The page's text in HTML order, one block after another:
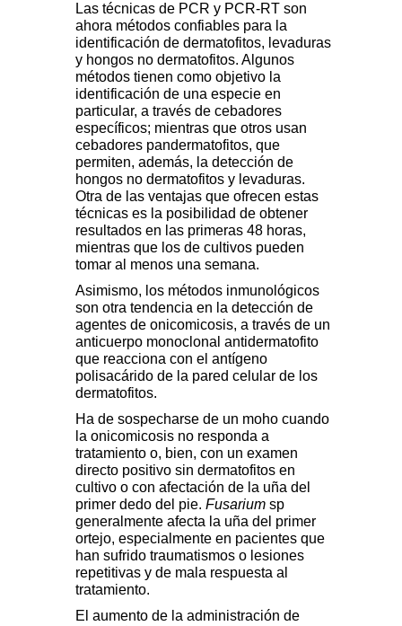
Las técnicas de PCR y PCR-RT son
ahora métodos confiables para la
identificación de dermatofitos, levaduras
y hongos no dermatofitos. Algunos
métodos tienen como objetivo la
identificación de una especie en
particular, a través de cebadores
específicos; mientras que otros usan
cebadores pandermatofitos, que
permiten, además, la detección de
hongos no dermatofitos y levaduras.
Otra de las ventajas que ofrecen estas
técnicas es la posibilidad de obtener
resultados en las primeras 48 horas,
mientras que los de cultivos pueden
tomar al menos una semana.
Asimismo, los métodos inmunológicos
son otra tendencia en la detección de
agentes de onicomicosis, a través de un
anticuerpo monoclonal antidermatofito
que reacciona con el antígeno
polisacárido de la pared celular de los
dermatofitos.
Ha de sospecharse de un moho cuando
la onicomicosis no responda a
tratamiento o, bien, con un examen
directo positivo sin dermatofitos en
cultivo o con afectación de la uña del
primer dedo del pie. Fusarium sp
generalmente afecta la uña del primer
ortejo, especialmente en pacientes que
han sufrido traumatismos o lesiones
repetitivas y de mala respuesta al
tratamiento.
El aumento de la administración de